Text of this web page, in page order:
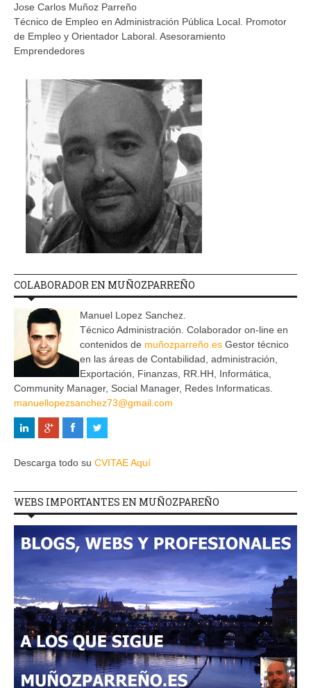
Jose Carlos Muñoz Parreño
Técnico de Empleo en Administración Pública Local. Promotor
de Empleo y Orientador Laboral. Asesoramiento
Emprendedores
COLABORADOR EN MUÑOZPARREÑO
Manuel Lopez Sanchez.
Técnico Administración. Colaborador on-line en
contenidos de muñozparreño.es Gestor técnico
en las áreas de Contabilidad, administración,
Exportación, Finanzas, RR.HH, Informática,
Community Manager, Social Manager, Redes Informaticas.
manuellopezsanchez73@gmail.com
Descarga todo su CVITAE Aquí
WEBS IMPORTANTES EN MUÑOZPAREÑO